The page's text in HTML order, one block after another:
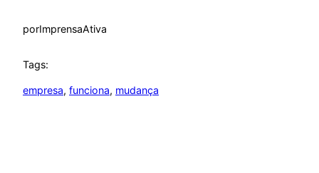
porImprensaAtiva
Tags:
empresa, funciona, mudança